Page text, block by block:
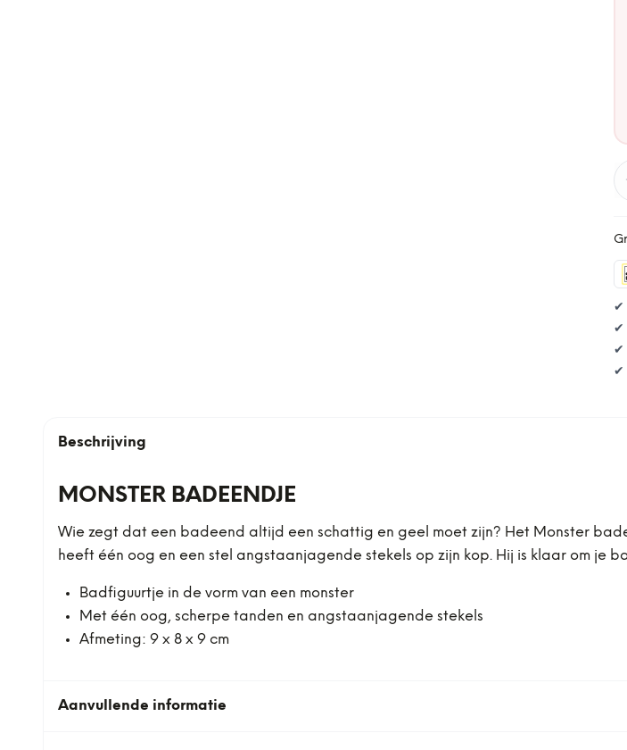
✔
✔
✔
✔
Beschrijving
MONSTER BADEENDJE
Wie zegt dat een badeend altijd een schattig en geel moet zijn? Het Monster
heeft één oog en een stel angstaanjagende stekels op zijn kop. Hij is klaar om je
Badfiguurtje in de vorm van een monster
Met één oog, scherpe tanden en angstaanjagende stekels
Afmeting: 9 x 8 x 9 cm
Aanvullende informatie